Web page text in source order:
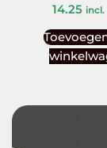
14.25